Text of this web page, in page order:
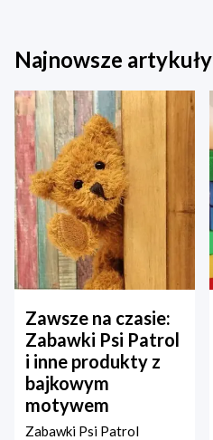
Najnowsze artykuły
Zawsze na czasie:
Zabawki Psi Patrol
i inne produkty z
bajkowym
motywem
Zabawki Psi Patrol